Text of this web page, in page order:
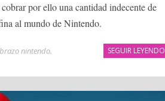
por ello una cantidad indecente de
al mundo de Nintendo.
SEGUIR LEYENDO
nintendo.